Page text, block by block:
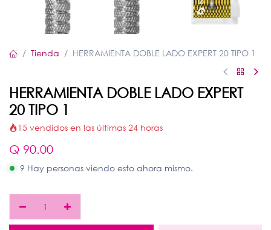
Tienda HERRAMIENTA DOBLE LADO EXPERT 20 TIPO 1
HERRAMIENTA DOBLE LADO EXPERT
20 TIPO 1
15 vendidos en las últimas 24 horas
Q 90.00
9 Hay personas viendo esto ahora mismo.